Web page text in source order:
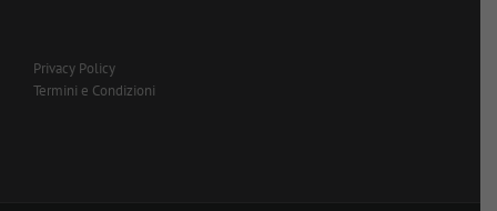
Privacy Policy
Termini e Condizioni